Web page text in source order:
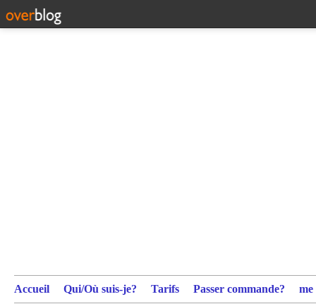
Accueil Qui/Où suis-je? Tarifs Passer commande?